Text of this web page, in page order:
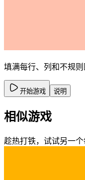
填满每行、列和不规则
开始游戏 说明
相似游戏
趁热打铁，试试另一个